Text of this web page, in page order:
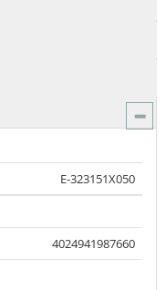
E-323151X050
4024941987660